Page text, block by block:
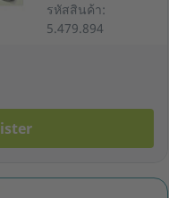
ชุด
รหัสสินค้า:
5.479.894